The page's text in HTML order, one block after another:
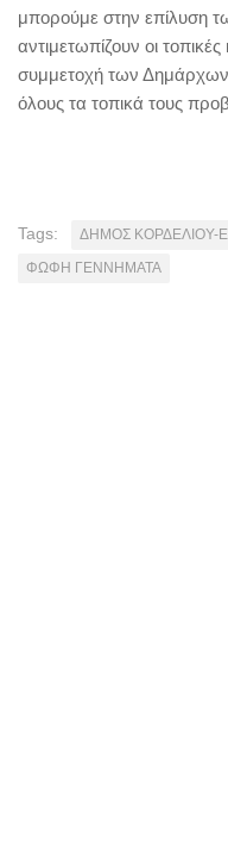
μπορούμε στην επίλυση
αντιμετωπίζουν οι τοπικές
συμμετοχή των
όλους τα τοπικά τους
Tags: ΔΗΜΟΣ ΚΟΡΔΕΛΙΟΥ-
ΦΩΦΗ ΓΕΝΝΗΜΑΤΑ